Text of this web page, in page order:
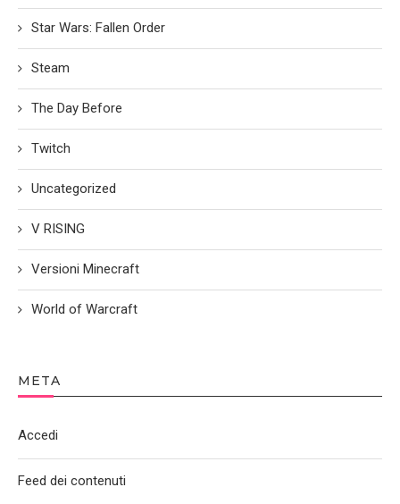
Star Wars: Fallen Order
Steam
The Day Before
Twitch
Uncategorized
V RISING
Versioni Minecraft
World of Warcraft
META
Accedi
Feed dei contenuti